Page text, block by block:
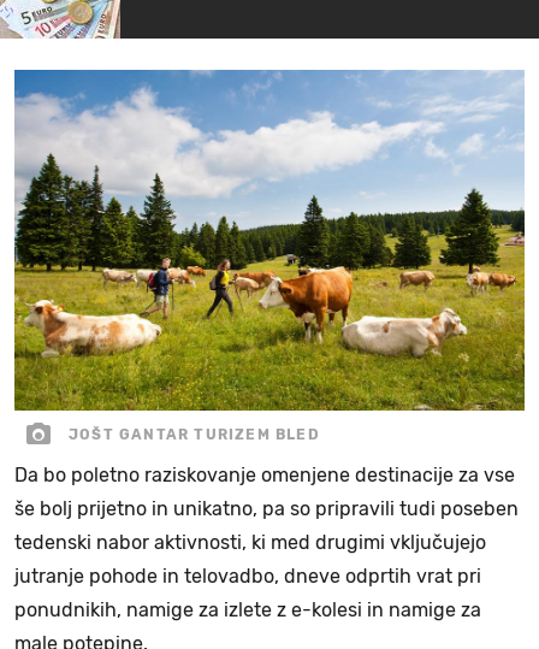
JOŠT GANTAR TURIZEM BLED
Da bo poletno raziskovanje omenjene destinacije za vse
še bolj prijetno in unikatno, pa so pripravili tudi poseben
tedenski nabor aktivnosti, ki med drugimi vključujejo
jutranje pohode in telovadbo, dneve odprtih vrat pri
ponudnikih, namige za izlete z e-kolesi in namige za
male potepine.